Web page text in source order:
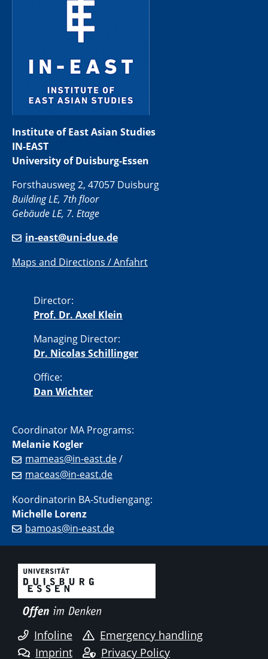
Institute of East Asian Studies
IN-EAST
University of Duisburg-Essen
Forsthausweg 2, 47057 Duisburg
Building LE, 7th floor
Gebäude LE, 7. Etage
in-east@uni-due.de
Maps and Directions / Anfahrt
Director:
Prof. Dr. Axel Klein
Managing Director:
Dr. Nicolas Schillinger
Office:
Dan Wichter
Coordinator MA Programs:
Melanie Kogler
mameas@in-east.de/
maceas@in-east.de
Koordinatorin BA-Studiengang:
Michelle Lorenz
bamoas@in-east.de
Infoline
Emergency handling
Imprint
Privacy Policy